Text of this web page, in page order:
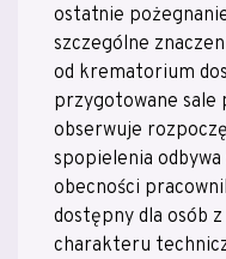
ostatnie
szczególne
od krematorium
przygotowane sale
obserwuje
spopielenia odbywa
obecności
dostępny dla osób
charakteru